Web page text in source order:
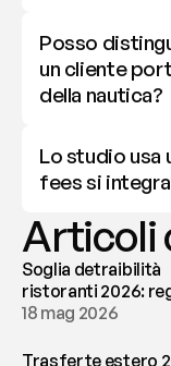
Posso
un cliente
della nautica?
Lo studio usa
fees si
Articoli
Soglia detraibilità
ristoranti 2026:
e deducibilità | fees
18 mag 2026
Trasferte estero